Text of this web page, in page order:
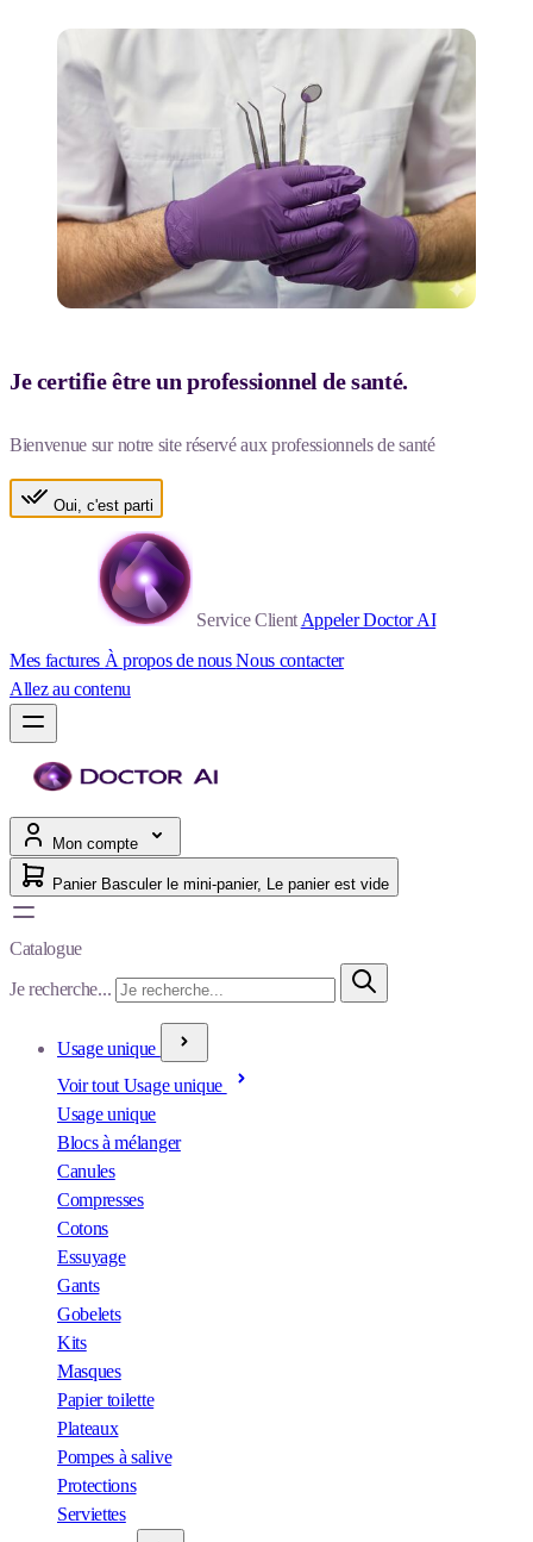
Je certifie être un professionnel de santé.
Bienvenue sur notre site réservé aux professionnels de santé
Oui, c'est parti
Service Client Appeler Doctor AI
Mes factures À propos de nousNous contacter
Allez au contenu
Mon compte
Panier Basculer le mini-panier, Le panier est vide
Catalogue
Je recherche...
Usage unique
Voir tout Usage unique
Usage unique
Blocs à mélanger
Canules
Compresses
Cotons
Essuyage
Gants
Gobelets
Kits
Masques
Papier toilette
Plateaux
Pompes à salive
Protections
Serviettes